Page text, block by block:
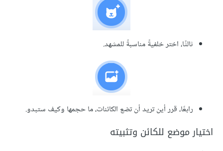
ثالثًا، اختر خلفيةً مناسبةً للمشهد.
رابعًا، قرر أين تريد أن تضع الكائنات، ما حجمها وكيف ستبدو.
موضع للكائن وتثبيته